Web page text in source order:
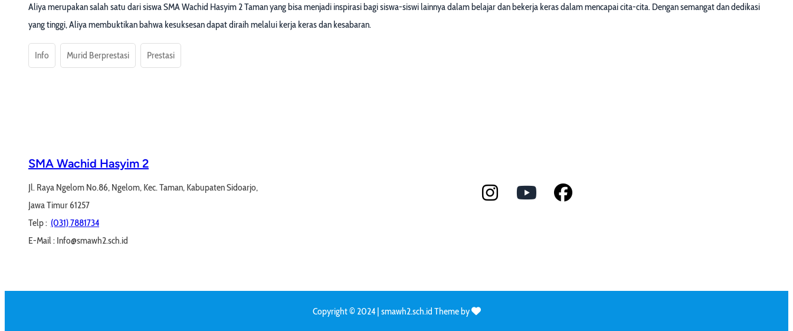
Aliya merupakan salah satu dari siswa SMA Wachid Hasyim 2 Taman yang bisa menjadi inspirasi bagi siswa-siswi lainnya dalam belajar dan bekerja keras dalam mencapai cita-cita. Dengan semangat dan dedikasi
yang tinggi, Aliya membuktikan bahwa kesuksesan dapat diraih melalui kerja keras dan kesabaran.
Info Murid Berprestasi Prestasi
SMA Wachid Hasyim 2
Jl. Raya Ngelom No.86, Ngelom, Kec. Taman, Kabupaten Sidoarjo,
Jawa Timur 61257
Telp : (031) 7881734
E-Mail : Info@smawh2.sch.id
Copyright © 2024 | smawh2.sch.id Theme by